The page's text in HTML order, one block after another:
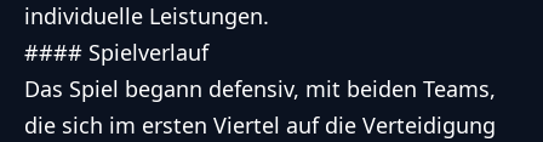
individuelle Leistungen.
#### Spielverlauf
Das Spiel begann defensiv, mit beiden Teams,
die sich im ersten Viertel auf die Verteidigung